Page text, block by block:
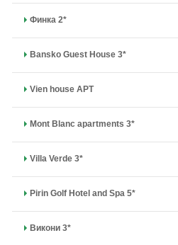
Финка 2*
Bansko Guest House 3*
Vien house APT
Mont Blanc apartments 3*
Villa Verde 3*
Pirin Golf Hotel and Spa 5*
Викони 3*